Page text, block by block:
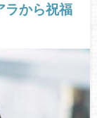
ラから祝福